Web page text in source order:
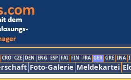
CRO CZE DEN ENG ESP FAI FIN FRA GER GRE INA
Foto-Galerie Meldekartei